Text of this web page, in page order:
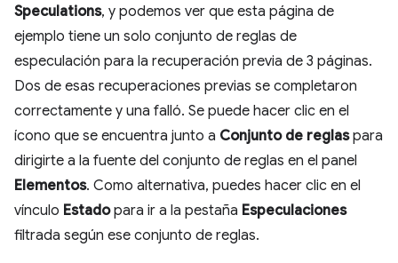
Speculations, y podemos ver que esta página de
ejemplo tiene un solo conjunto de reglas de
especulación para la recuperación previa de 3 páginas.
Dos de esas recuperaciones previas se completaron
correctamente y una falló. Se puede hacer clic en el
ícono que se encuentra junto a Conjunto de reglaspara
dirigirte a la fuente del conjunto de reglas en el panel
Elementos. Como alternativa, puedes hacer clic en el
vínculo Estadopara ir a la pestaña Especulaciones
filtrada según ese conjunto de reglas.